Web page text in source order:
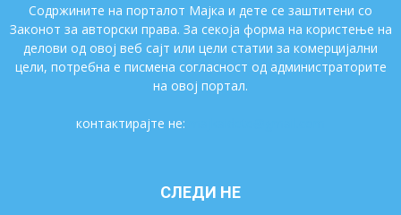
Содржините на порталот Мајка и дете се заштитени со
Законот за авторски права. За секоја форма на користење на
делови од овој веб сајт или цели статии за комерцијални
цели, потребна е писмена согласност од администраторите
на овој портал.
контактирајте не:
СЛЕДИ НЕ